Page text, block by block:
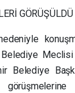
GÖRÜŞÜLDÜ
Meclisi
Belediye